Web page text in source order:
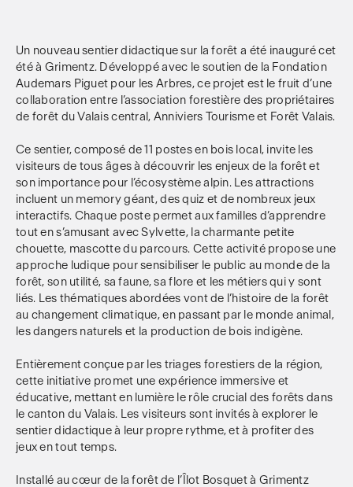
Un nouveau sentier didactique sur la forêt a été inauguré cet
été à Grimentz. Développé avec le soutien de la Fondation
Audemars Piguet pour les Arbres, ce projet est le fruit d’une
collaboration entre l’association forestière des propriétaires
de forêt du Valais central, Anniviers Tourisme et Forêt Valais.
Ce sentier, composé de 11 postes en bois local, invite les
visiteurs de tous âges à découvrir les enjeux de la forêt et
son importance pour l’écosystème alpin. Les attractions
incluent un memory géant, des quiz et de nombreux jeux
interactifs. Chaque poste permet aux familles d’apprendre
tout en s’amusant avec Sylvette, la charmante petite
chouette, mascotte du parcours. Cette activité propose une
approche ludique pour sensibiliser le public au monde de la
forêt, son utilité, sa faune, sa flore et les métiers qui y sont
liés. Les thématiques abordées vont de l’histoire de la forêt
au changement climatique, en passant par le monde animal,
les dangers naturels et la production de bois indigène.
Entièrement conçue par les triages forestiers de la région,
cette initiative promet une expérience immersive et
éducative, mettant en lumière le rôle crucial des forêts dans
le canton du Valais. Les visiteurs sont invités à explorer le
sentier didactique à leur propre rythme, et à profiter des
jeux en tout temps.
Installé au cœur de la forêt de l’Îlot Bosquet à Grimentz